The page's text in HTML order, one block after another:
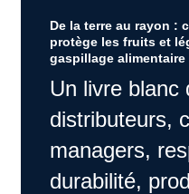
De la terre au rayon :
protège les fruits et
gaspillage alimentaire
Un livre blanc
distributeurs,
managers,
durabilité,